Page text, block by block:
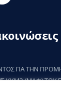
ΓΙΑ ΤΗΝ
ΚΚΜ3 (ΜΑΦ) ΤΟΥ